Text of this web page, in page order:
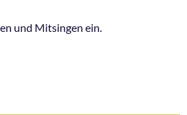
und Mitsingen ein.